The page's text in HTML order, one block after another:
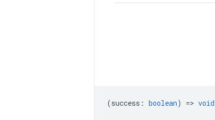
(success : boolean) => void